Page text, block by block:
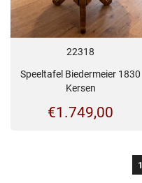
22318
Speeltafel Biedermeier 1830
Kersen
€1.749,00
1